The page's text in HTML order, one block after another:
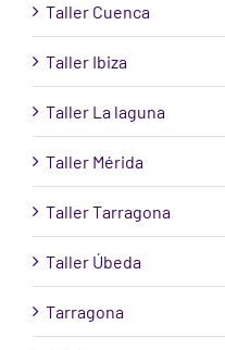
Taller Cuenca
Taller Ibiza
Taller La laguna
Taller Mérida
Taller Tarragona
Taller Úbeda
Tarragona